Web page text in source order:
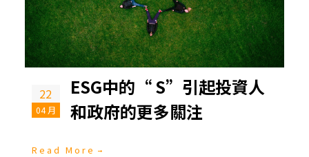
22
04 月
ESG中的“ S”引起投資人
和政府的更多關注
Read More